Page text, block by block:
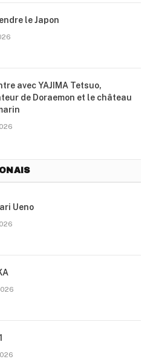
le Japon
avec YAJIMA Tetsuo,
de Doraemon et le château
Ueno